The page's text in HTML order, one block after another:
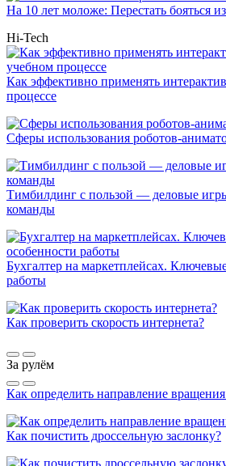
На 10 лет моложе: Перестать бояться
Hi-Tech
Как эффективно применять
процессе
Сферы использования роботов-
Тимбилдинг с пользой — деловые
команды
Бухгалтер на маркетплейсах.
работы
Как проверить скорость интернета?
За рулём
Как определить направление
Как почистить дроссельную заслонку?